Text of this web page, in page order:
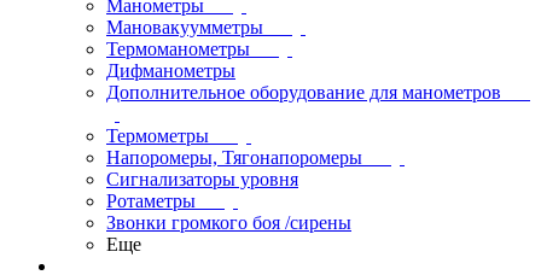
Манометры
Мановакуумметры
Термоманометры
Дифманометры
Дополнительное оборудование для манометров
Термометры
Напоромеры, Тягонапоромеры
Сигнализаторы уровня
Ротаметры
Звонки громкого боя /сирены
Еще